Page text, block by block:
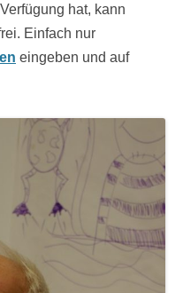
hat, kann
Einfach nur
eingeben und auf